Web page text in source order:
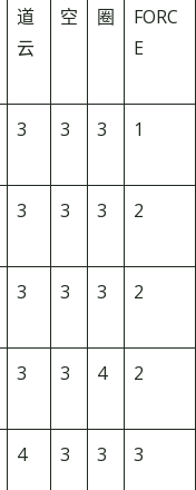
道
云
空
圈
FORC
E
3 3 3 1
3 3 3 2
3 3 3 2
3 3 4 2
4 3 3 3